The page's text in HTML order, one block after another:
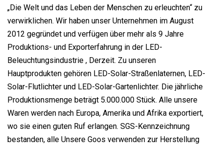
„Die Welt und das Leben der Menschen zu erleuchten“ zu
verwirklichen. Wir haben unser Unternehmen im August
2012 gegründet und verfügen über mehr als 9 Jahre
Produktions- und Exporterfahrung in der LED-
Beleuchtungsindustrie , Derzeit. Zu unseren
Hauptprodukten gehören LED-Solar-Straßenlaternen, LED-
Solar-Flutlichter und LED-Solar-Gartenlichter. Die jährliche
Produktionsmenge beträgt 5.000.000 Stück. Alle unsere
Waren werden nach Europa, Amerika und Afrika exportiert,
wo sie einen guten Ruf erlangen. SGS-Kennzeichnung
bestanden, alle Unsere Goos verwenden zur Herstellung